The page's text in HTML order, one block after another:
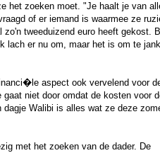
het zoeken moet. "Je haalt je van
of er iemand is waarmee ze
zo'n tweeduizend euro heeft gekost.
lach er nu om, maar het is om te
aspect ook vervelend voor
niet door omdat de kosten voor
dagje Walibi is alles wat ze deze
met het zoeken van de dader. De